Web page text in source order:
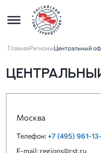
ГлавнаяРегионыЦентральный
Москва
Телефон:+7 (495) 961-
E-mail: regions@rst.ru